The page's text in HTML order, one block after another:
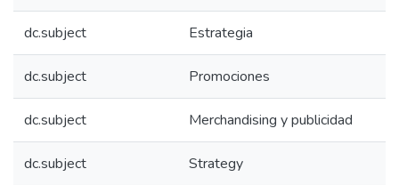
dc.subject Estrategia
dc.subject Promociones
dc.subject Merchandising y publicidad
dc.subject Strategy